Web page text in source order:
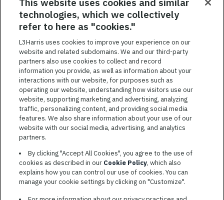
qu’une culture d’inclusion amusante et décontractée aide nos
employés à réaliser leur plein potentiel. Nous donnons les moyens
à nos employés, sans égard à leur race, leur couleur, leur religion,
origine nationale, leur handicap ou leur statut d’ancien
combattant, d’innover afin de résoudre les problèmes les plus
coriaces de nos clients.
CONDITIONS GÉNÉRALES D’UTILISATION
COOKIE SETTINGS
PLAN DU SITE
PRIVACY POLICY
COOKIE CHOICES & INFO
L3HARRIS.COM
technologies, which we collectively
refer to here as "cookies."
L3Harris uses cookies to improve your experience on our
website and related subdomains. We and our third-party
partners also use cookies to collect and record
information you provide, as well as information about your
interactions with our website, for purposes such as
operating our website, understanding how visitors use our
website, supporting marketing and advertising, analyzing
traffic, personalizing content, and providing social media
features. We also share information about your use of our
website with our social media, advertising, and analytics
partners.
By clicking "Accept All Cookies", you agree to the use of
cookies as described in our Cookie Policy, which also
explains how you can control our use of cookies. You can
manage your cookie settings by clicking on "Customize".